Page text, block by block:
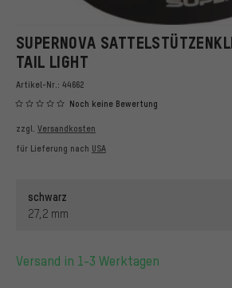
SUPERNOVA
TAIL LIGHT
Artikel-Nr.: 44662
Noch keine Bewertung
zzgl. Versandkosten
für Lieferung nach USA
schwarz
27,2 mm
Versand in 1-3 Werktagen